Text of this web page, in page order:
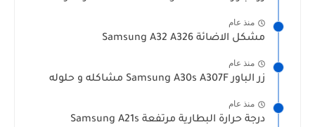
منذ عام
مشكل الاضائة Samsung A32 A326
منذ عام
زر الباور Samsung A30s A307F مشاكله و حلوله
منذ عام
درجة حرارة البطارية مرتفعة Samsung A21s